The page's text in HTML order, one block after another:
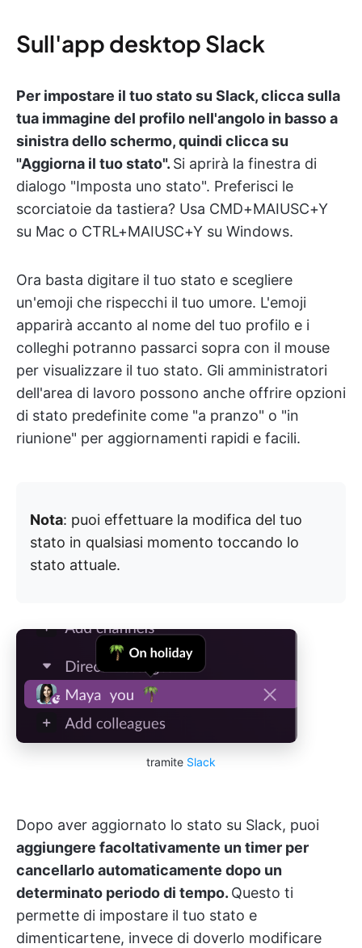
Sull'app desktop Slack
Per impostare il tuo stato su Slack, clicca sulla
tua immagine del profilo nell'angolo in basso a
sinistra dello schermo, quindi clicca su
"Aggiorna il tuo stato". Si aprirà la finestra di
dialogo "Imposta uno stato". Preferisci le
scorciatoie da tastiera? Usa CMD+MAIUSC+Y
su Mac o CTRL+MAIUSC+Y su Windows.
Ora basta digitare il tuo stato e scegliere
un'emoji che rispecchi il tuo umore. L'emoji
apparirà accanto al nome del tuo profilo e i
colleghi potranno passarci sopra con il mouse
per visualizzare il tuo stato. Gli amministratori
dell'area di lavoro possono anche offrire opzioni
di stato predefinite come "a pranzo" o "in
riunione" per aggiornamenti rapidi e facili.
Nota: puoi effettuare la modifica del tuo
stato in qualsiasi momento toccando lo
stato attuale.
tramite Slack
Dopo aver aggiornato lo stato su Slack, puoi
aggiungere facoltativamente un timer per
cancellarlo automaticamente dopo un
determinato periodo di tempo. Questo ti
permette di impostare il tuo stato e
dimenticartene, invece di doverlo modificare